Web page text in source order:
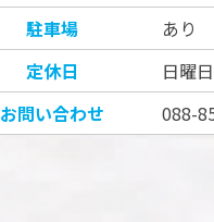
駐車場
あり
定休日
日曜
お問い合わせ
088-